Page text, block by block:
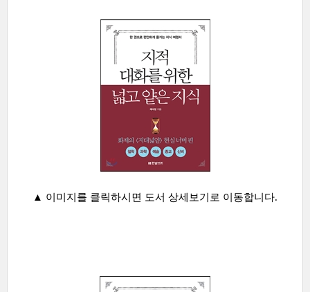
▲ 이미지를 클릭하시면 도서 상세보기로 이동합니다.